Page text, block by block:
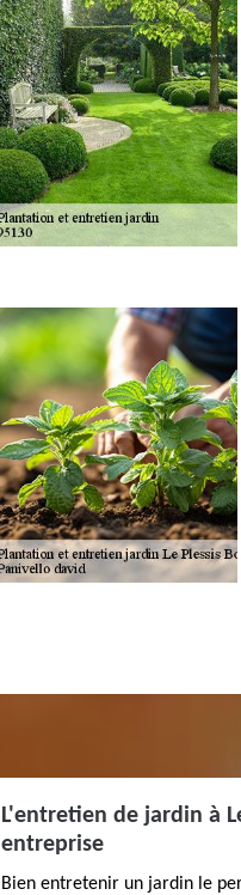
L'entretien de jardin à
entreprise
Bien entretenir un jardin le